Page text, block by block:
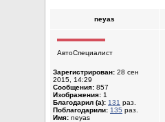
neyas
АвтоСпециалист
Зарегистрирован: 28 сен
2015, 14:29
Сообщения: 857
Изображения: 1
Благодарил (а): 131 раз.
Поблагодарили: 135 раз.
Имя: neyas